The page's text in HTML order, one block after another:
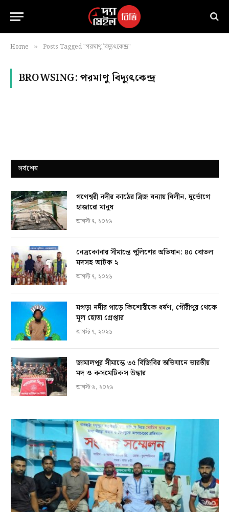
Home » Posts Tagged "পরমাণু বিদ্যুৎকেন্দ্র"
BROWSING:পরমাণু বিদ্যুৎকেন্দ্র
সর্বশেষ
গণেশ্বরী নদীর কাঠের ব্রিজ বন্যায় বিলীন, দুর্ভোগে
হাজারো মানুষ
আগস্ট ৭, ২০২৬
নেত্রকোনার সীমান্তে পুলিশের অভিযান: ৪০ বোতল
মদসহ আটক ২
আগস্ট ৭, ২০২৬
মগড়া নদীর পাড়ে কিশোরীকে ধর্ষণ, গৌরীপুর থেকে
মূল হোতা গ্রেপ্তার
আগস্ট ৭, ২০২৬
জামালপুর সীমান্তে ৩৫ বিজিবির অভিযানে ভারতীয়
মদ ও কসমেটিকস উদ্ধার
আগস্ট ৬, ২০২৬